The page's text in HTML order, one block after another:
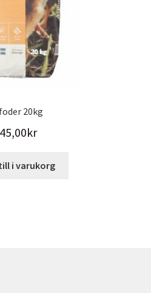
produktsidan
20kg
kr
i varukorg